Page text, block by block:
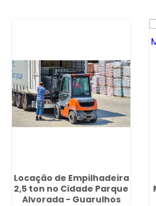
Locação de Empilhadeira
2,5 ton no Cidade Parque
Alvorada - Guarulhos